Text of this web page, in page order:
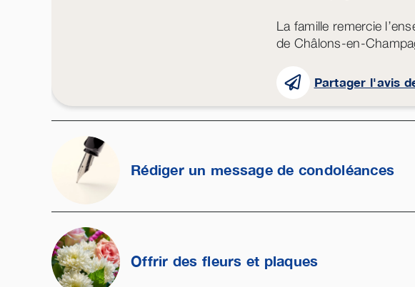
La famille remercie
de Châlons-en-
Partager l'avis
Rédiger un message de condoléances
Offrir des fleurs et plaques